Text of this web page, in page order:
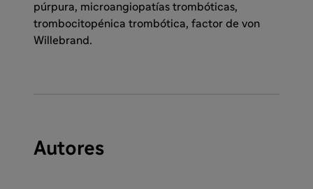
púrpura, microangiopatías trombóticas,
trombocitopénica trombótica, factor de von
Willebrand.
Autores